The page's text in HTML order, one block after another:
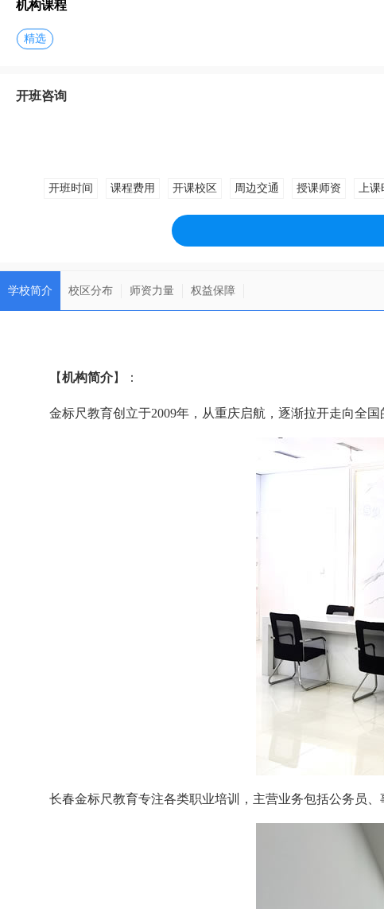
机构课程
精选
开班咨询
开班时间 课程费用 开课校区 周边交通 授课师资 上课
学校简介 校区分布 师资力量 权益保障
【机构简介】：
金标尺教育创立于2009年，从重庆启航，逐渐拉开走向全
长春金标尺教育专注各类职业培训，主营业务包括公务员